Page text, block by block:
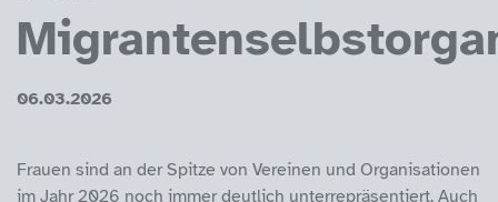
06.03.2026
Frauen sind an der Spitze von Vereinen und Organisationen
im Jahr 2026 noch immer deutlich unterrepräsentiert. Auch